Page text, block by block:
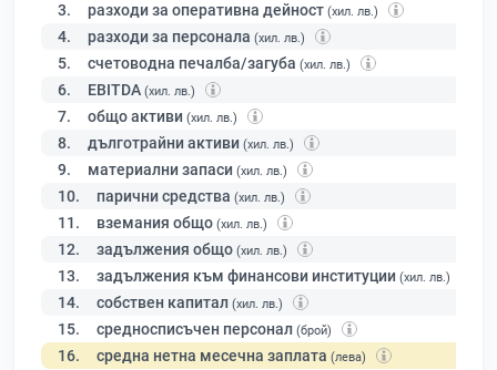
3. разходи за оперативна дейност (хил. лв.)
4. разходи за персонала (хил. лв.)
5. счетоводна печалба/загуба (хил. лв.)
6. EBITDA (хил. лв.)
7. общо активи (хил. лв.)
8. дълготрайни активи (хил. лв.)
9. материални запаси (хил. лв.)
10. парични средства (хил. лв.)
11. вземания общо (хил. лв.)
12. задължения общо (хил. лв.)
13. задължения към финансови институции (хил. лв.)
14. собствен капитал (хил. лв.)
15. средносписъчен персонал (брой)
16. средна нетна месечна заплата (лева)